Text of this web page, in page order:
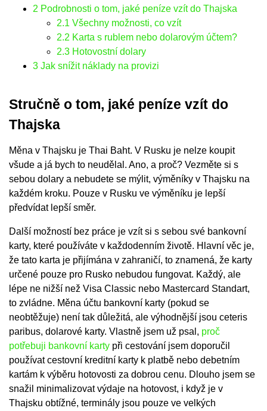
2 Podrobnosti o tom, jaké peníze vzít do Thajska
2.1 Všechny možnosti, co vzít
2.2 Karta s rublem nebo dolarovým účtem?
2.3 Hotovostní dolary
3 Jak snížit náklady na provizi
Stručně o tom, jaké peníze vzít do
Thajska
Měna v Thajsku je Thai Baht. V Rusku je nelze koupit
všude a já bych to neudělal. Ano, a proč? Vezměte si s
sebou dolary a nebudete se mýlit, výměníky v Thajsku na
každém kroku. Pouze v Rusku ve výměníku je lepší
předvídat lepší směr.
Další možností bez práce je vzít si s sebou své bankovní
karty, které používáte v každodenním životě. Hlavní věc je,
že tato karta je přijímána v zahraničí, to znamená, že karty
určené pouze pro Rusko nebudou fungovat. Každý, ale
lépe ne nižší než Visa Classic nebo Mastercard Standart,
to zvládne. Měna účtu bankovní karty (pokud se
neobtěžuje) není tak důležitá, ale výhodnější jsou ceteris
paribus, dolarové karty. Vlastně jsem už psal, proč
potřebuji bankovní karty při cestování jsem doporučil
používat cestovní kreditní karty k platbě nebo debetním
kartám k výběru hotovosti za dobrou cenu. Dlouho jsem se
snažil minimalizovat výdaje na hotovost, i když je v
Thajsku obtížné, terminály jsou pouze ve velkých